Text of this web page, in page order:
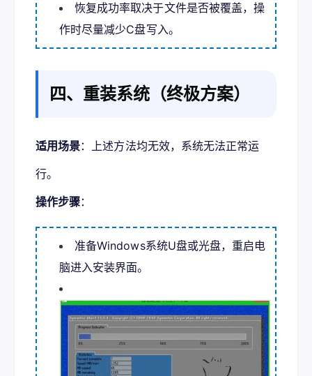
恢复成功率取决于文件是否被覆盖，操
作时尽量减少C盘写入。
四、重装系统（终极方案）
适用场景：上述方法均无效，系统无法正常运
行。
操作步骤：
准备Windows系统U盘或光盘，重启电
脑进入安装界面。